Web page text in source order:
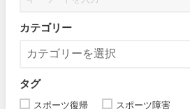
カテゴリー
タグ
スポーツ復帰
スポーツ障害